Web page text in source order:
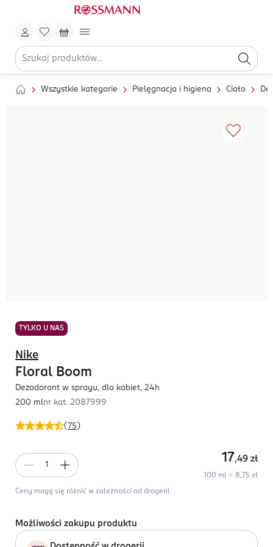
Wszystkie kategorie Pielęgnacja i higiena Ciało
TYLKO U NAS
( 75 )
Nike
Floral Boom
Dezodorant w sprayu, dla kobiet, 24h
200 mlnr kat. 2087999
17,49 zł
100 ml = 8,75 zł
Ceny mogą się różnić w zależności od drogerii.
Możliwości zakupu produktu